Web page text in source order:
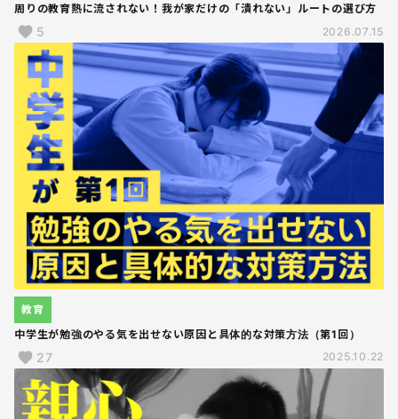
周りの教育熱に流されない！我が家だけの「潰れない」ルートの選び方
5 2026.07.15
中学生が勉強のやる気を出せない原因と具体的な対策方法（第1回）
教育
27 2025.10.22